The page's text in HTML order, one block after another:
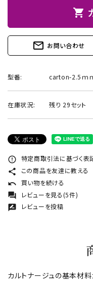
shopping_cart
mail_outline お問い合わせ
型番: carton-2.5ｍ
在庫状況: 残り 29セット
error_outline 特定商取引法に基づく表
share この商品を友達に教える
undo 買い物を続ける
forum レビューを見る(5件)
rate_review レビューを投稿
カルトナージュの基本材料